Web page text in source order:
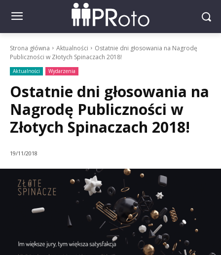
Strona główna Aktualności
Ostatnie dni głosowania na Nagrodę
Publiczności w Złotych Spinaczach 2018!
Aktualności Wydarzenia
Ostatnie dni głosowania na
Nagrodę Publiczności w
Złotych Spinaczach 2018!
19/11/2018